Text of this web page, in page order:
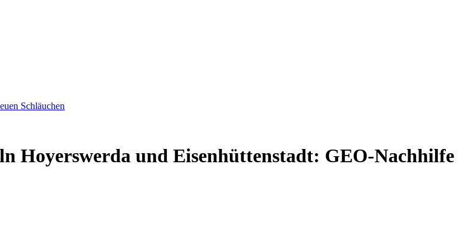
Schläuchen
Hoyerswerda und Eisenhüttenstadt: GEO-Nachhilfe